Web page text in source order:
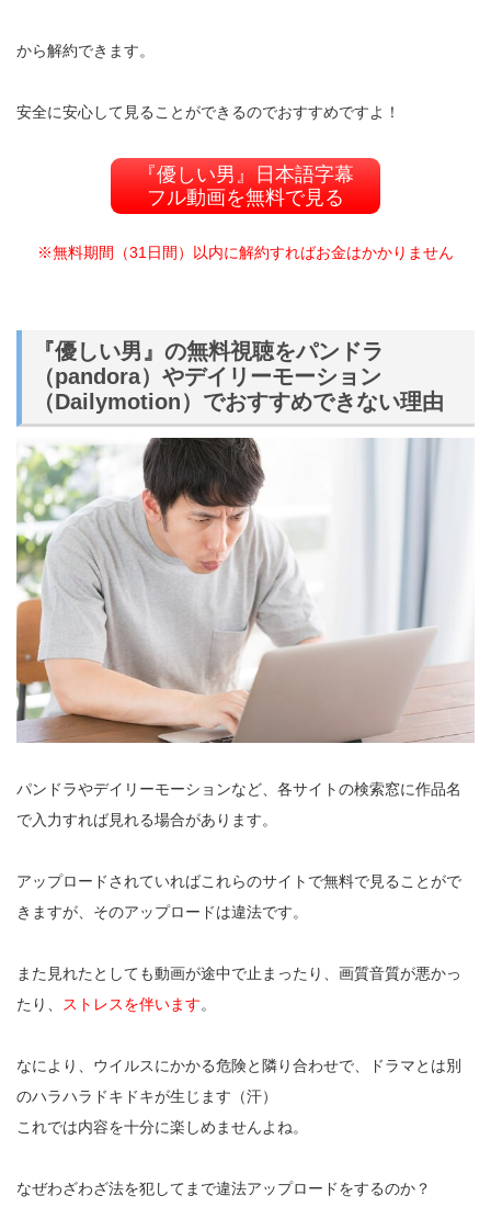
から解約できます。
安全に安心して見ることができるのでおすすめですよ！
『優しい男』日本語字幕
フル動画を無料で見る
※無料期間（31日間）以内に解約すればお金はかかりません
『優しい男』の無料視聴をパンドラ
（pandora）やデイリーモーション
（Dailymotion）でおすすめできない理由
パンドラやデイリーモーションなど、各サイトの検索窓に作品名
で入力すれば見れる場合があります。
アップロードされていればこれらのサイトで無料で見ることがで
きますが、そのアップロードは違法です。
また見れたとしても動画が途中で止まったり、画質音質が悪かっ
たり、
ストレスを伴います。
なにより、ウイルスにかかる危険と隣り合わせで、ドラマとは別
のハラハラドキドキが生じます（汗）
これでは内容を十分に楽しめませんよね。
なぜわざわざ法を犯してまで違法アップロードをするのか？